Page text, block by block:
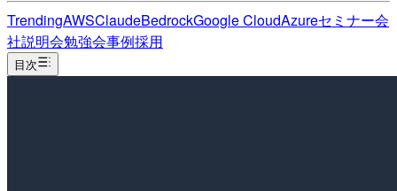
TrendingAWSClaudeBedrockGoogle CloudAzureセミナー会
社説明会勉強会事例採用
目次